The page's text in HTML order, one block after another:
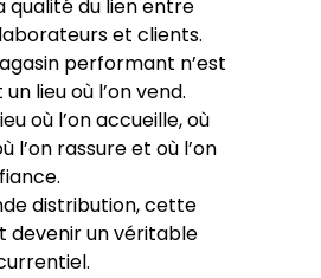
qualité du lien entre
et clients.
performant n’est
lieu où l’on vend.
où l’on accueille, où
l’on rassure et où l’on
distribution, cette
devenir un véritable